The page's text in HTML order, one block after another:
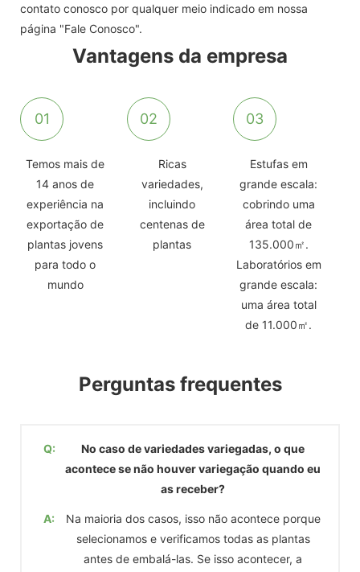
contato conosco por qualquer meio indicado em nossa
página "Fale Conosco".
Vantagens da empresa
01
Temos mais de
14 anos de
experiência na
exportação de
plantas jovens
para todo o
mundo
02
Ricas
variedades,
incluindo
centenas de
plantas
03
Estufas em
grande escala:
cobrindo uma
área total de
135.000㎡.
Laboratórios em
grande escala:
uma área total
de 11.000㎡.
Perguntas frequentes
Q:
No caso de variedades variegadas, o que
acontece se não houver variegação quando eu
as receber?
A:
Na maioria dos casos, isso não acontece porque
selecionamos e verificamos todas as plantas
antes de embalá-las. Se isso acontecer, a